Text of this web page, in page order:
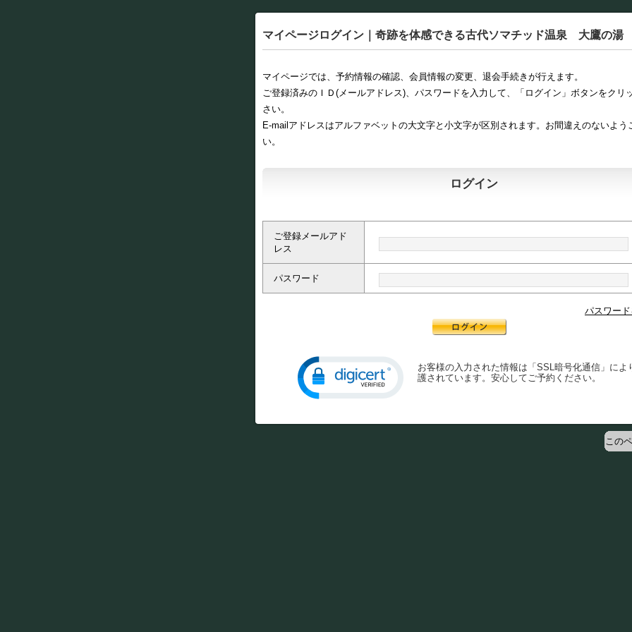
マイページログイン｜奇跡を体感できる古代ソマチッド温泉 大鷹の湯
マイページでは、予約情報の確認、会員情報の変更、退会手続きが行えます。
ご登録済みのＩＤ(メールアドレス)、パスワードを入力して、「ログイン」ボタンをクリ
さい。
E-mailアドレスはアルファベットの大文字と小文字が区別されます。お間違えのないよう
い。
ログイン
ご登録メールアド
レス
パスワード
パスワー
お客様の入力された情報は「SSL暗号化通信」によ
護されています。安心してご予約ください。
この